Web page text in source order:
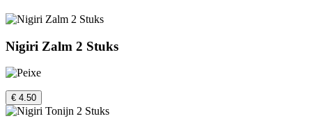
Nigiri Zalm 2 Stuks
€ 4.50